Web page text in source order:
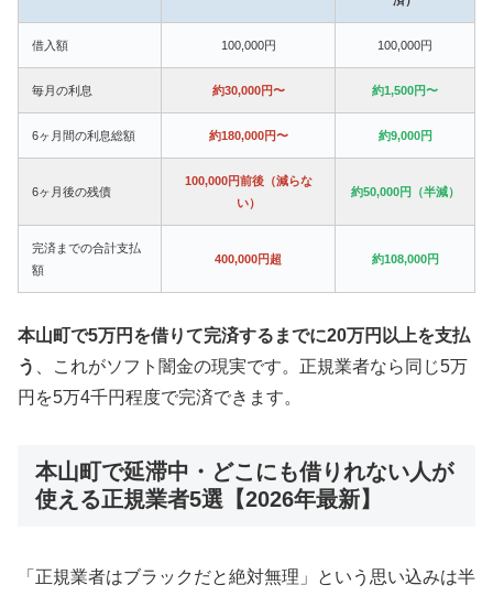
借入額 100,000円 100,000円
毎月の利息 約30,000円〜 約1,500円〜
6ヶ月間の利息総額 約180,000円〜 約9,000円
6ヶ月後の残債
100,000円前後（減らな
い）
約50,000円（半減）
完済までの合計支払
額
400,000円超 約108,000円
本山町で5万円を借りて完済するまでに20万円以上を支払
う
、これがソフト闇金の現実です。正規業者なら同じ5万
円を5万4千円程度で完済できます。
本山町で延滞中・どこにも借りれない人が
使える正規業者5選【2026年最新】
「正規業者はブラックだと絶対無理」という思い込みは半